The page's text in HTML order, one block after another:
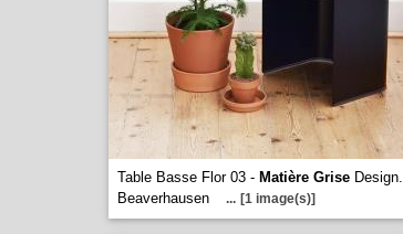
Table Basse Flor 03 - Matière Grise Design.
Beaverhausen
... [1 image(s)]